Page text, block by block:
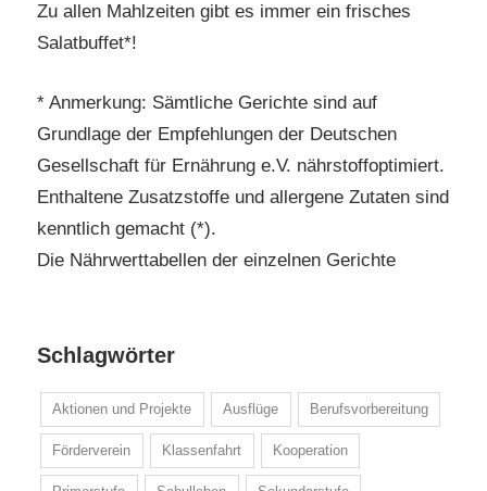
Zu allen Mahlzeiten gibt es immer ein frisches
Salatbuffet*!
* Anmerkung: Sämtliche Gerichte sind auf
Grundlage der Empfehlungen der Deutschen
Gesellschaft für Ernährung e.V. nährstoffoptimiert.
Enthaltene Zusatzstoffe und allergene Zutaten sind
kenntlich gemacht (*).
Die Nährwerttabellen der einzelnen Gerichte
Schlagwörter
Aktionen und Projekte Ausflüge Berufsvorbereitung
Förderverein Klassenfahrt Kooperation